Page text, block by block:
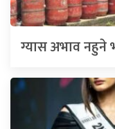
ग्यास अभाव नहुने